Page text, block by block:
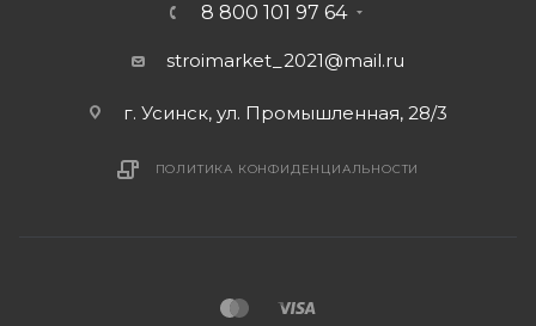
8 800 101 97 64
stroimarket_2021@mail.ru
г. Усинск, ул. Промышленная, 28/3
ПОЛИТИКА КОНФИДЕНЦИАЛЬНОСТИ